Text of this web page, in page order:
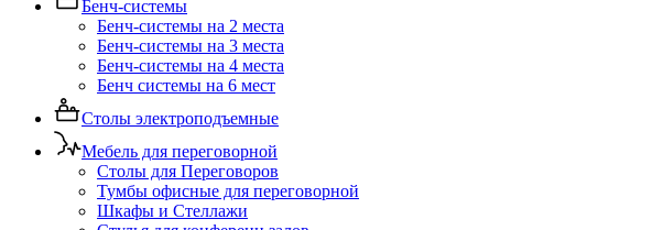
Бенч-системы
Бенч-системы на 2 места
Бенч-системы на 3 места
Бенч-системы на 4 места
Бенч системы на 6 мест
Столы электроподъемные
Мебель для переговорной
Столы для Переговоров
Тумбы офисные для переговорной
Шкафы и Стеллажи